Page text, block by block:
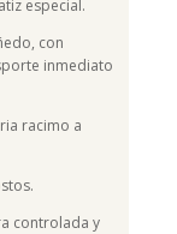
especial.
con
inmediato
racimo a
controlada y